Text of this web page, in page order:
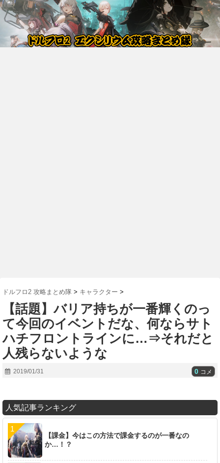
ドルフロ2 攻略まとめ隊 > キャラクター >
【話題】バリア持ちが一番輝くのっ
て今回のイベントだな、何ならサト
ハチフロントラインに…⇒それだと
人残らないような
2019/01/31 0 コメ
人気記事ランキング
【課金】今はこの方法で課金するのが一番なの
か…！？